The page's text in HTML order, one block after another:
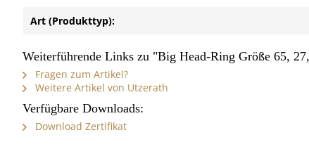
Art (Produkttyp):
Weiterführende Links zu "Big Head-Ring Größe 65,
Fragen zum Artikel?
Weitere Artikel von Utzerath
Verfügbare Downloads:
Download Zertifikat